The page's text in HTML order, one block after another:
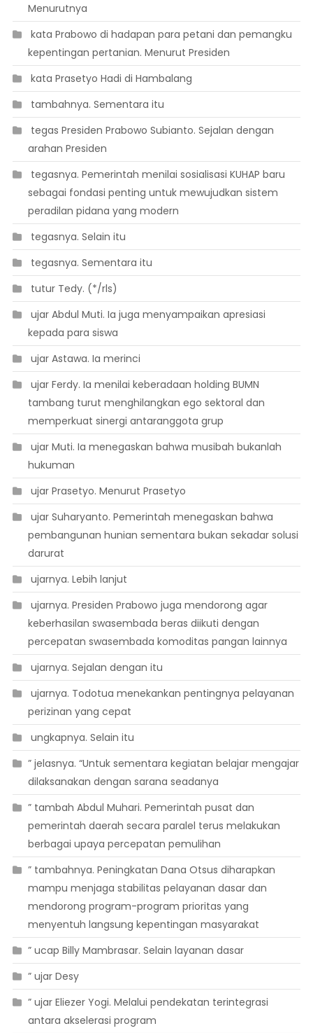
Menurutnya
 kata Prabowo di hadapan para petani dan pemangku
kepentingan pertanian. Menurut Presiden
 kata Prasetyo Hadi di Hambalang
 tambahnya. Sementara itu
 tegas Presiden Prabowo Subianto. Sejalan dengan
arahan Presiden
 tegasnya. Pemerintah menilai sosialisasi KUHAP baru
sebagai fondasi penting untuk mewujudkan sistem
peradilan pidana yang modern
 tegasnya. Selain itu
 tegasnya. Sementara itu
 tutur Tedy. (*/rls)
 ujar Abdul Muti. Ia juga menyampaikan apresiasi
kepada para siswa
 ujar Astawa. Ia merinci
 ujar Ferdy. Ia menilai keberadaan holding BUMN
tambang turut menghilangkan ego sektoral dan
memperkuat sinergi antaranggota grup
 ujar Muti. Ia menegaskan bahwa musibah bukanlah
hukuman
 ujar Prasetyo. Menurut Prasetyo
 ujar Suharyanto. Pemerintah menegaskan bahwa
pembangunan hunian sementara bukan sekadar solusi
darurat
 ujarnya. Lebih lanjut
 ujarnya. Presiden Prabowo juga mendorong agar
keberhasilan swasembada beras diikuti dengan
percepatan swasembada komoditas pangan lainnya
 ujarnya. Sejalan dengan itu
 ujarnya. Todotua menekankan pentingnya pelayanan
perizinan yang cepat
 ungkapnya. Selain itu
” jelasnya. “Untuk sementara kegiatan belajar mengajar
dilaksanakan dengan sarana seadanya
” tambah Abdul Muhari. Pemerintah pusat dan
pemerintah daerah secara paralel terus melakukan
berbagai upaya percepatan pemulihan
” tambahnya. Peningkatan Dana Otsus diharapkan
mampu menjaga stabilitas pelayanan dasar dan
mendorong program-program prioritas yang
menyentuh langsung kepentingan masyarakat
” ucap Billy Mambrasar. Selain layanan dasar
” ujar Desy
” ujar Eliezer Yogi. Melalui pendekatan terintegrasi
antara akselerasi program